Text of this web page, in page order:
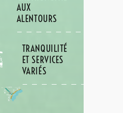
AUX
ALENTOURS
TRANQUILITÉ
ET SERVICES
VARIÉS